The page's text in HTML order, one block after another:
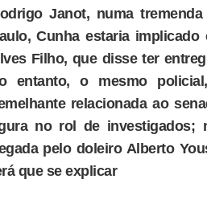
Janot, numa
Cunha estaria
Filho, que disse ter
entanto, o mesmo
relacionada ao
no rol de investigados;
pelo doleiro Alberto
que se explicar